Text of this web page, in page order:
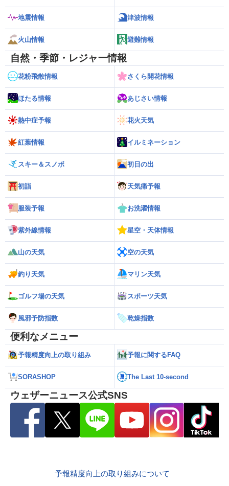
地震情報 津波情報
火山情報 避難情報
自然・季節・レジャー情報
花粉飛散情報 さくら開花情報
ほたる情報 あじさい情報
熱中症予報 花火天気
紅葉情報 イルミネーション
スキー＆スノボ 初日の出
初詣 天気痛予報
服装予報 お洗濯情報
紫外線情報 星空・天体情報
山の天気 空の天気
釣り天気 マリン天気
ゴルフ場の天気 スポーツ天気
風邪予防指数 乾燥指数
便利なメニュー
予報精度向上の取り組み 予報に関するFAQ
SORASHOP The Last 10-second
ウェザーニュース公式SNS
予報精度向上の取り組みについて